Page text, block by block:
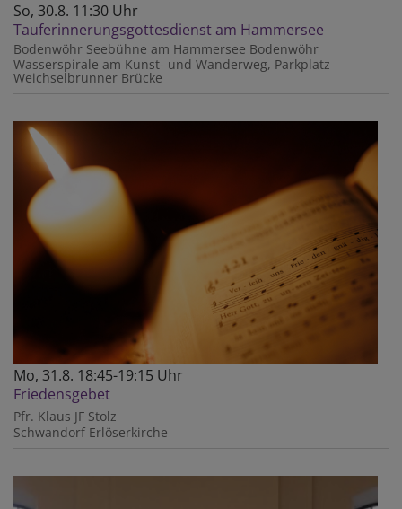
So, 30.8. 11:30 Uhr
Tauferinnerungsgottesdienst am Hammersee
Bodenwöhr Seebühne am Hammersee Bodenwöhr
Wasserspirale am Kunst- und Wanderweg, Parkplatz
Weichselbrunner Brücke
Mo, 31.8. 18:45-19:15 Uhr
Friedensgebet
Pfr. Klaus JF Stolz
Schwandorf Erlöserkirche